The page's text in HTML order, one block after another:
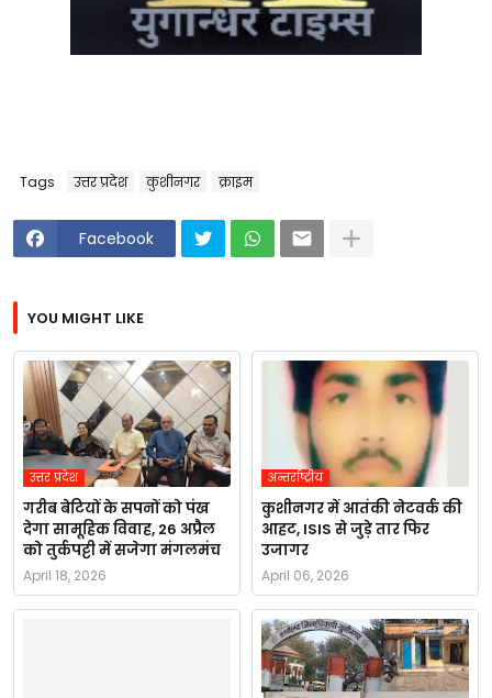
Tags उत्तर प्रदेश कुशीनगर क्राइम
Facebook
YOU MIGHT LIKE
उत्तर प्रदेश
गरीब बेटियों के सपनों को पंख
देगा सामूहिक विवाह, 26 अप्रैल
को तुर्कपट्टी में सजेगा मंगलमंच
April 18, 2026
अन्तर्राष्ट्रीय
कुशीनगर में आतंकी नेटवर्क की
आहट, ISIS से जुड़े तार फिर
उजागर
April 06, 2026